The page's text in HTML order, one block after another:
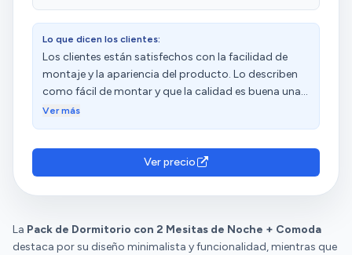
Lo que dicen los clientes:
Los clientes están satisfechos con la facilidad de
montaje y la apariencia del producto. Lo describen
como fácil de montar y que la calidad es buena una
vez montado. Además, destacan que los cajones
Ver más
Ver precio
La Pack de Dormitorio con 2 Mesitas de Noche + Comoda
destaca por su diseño minimalista y funcionalidad, mientras que